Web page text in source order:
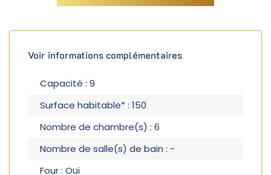
Voir informations complémentaires
Capacité : 9
Surface habitable* : 150
Nombre de chambre(s) : 6
Nombre de salle(s) de bain : -
Four : Oui